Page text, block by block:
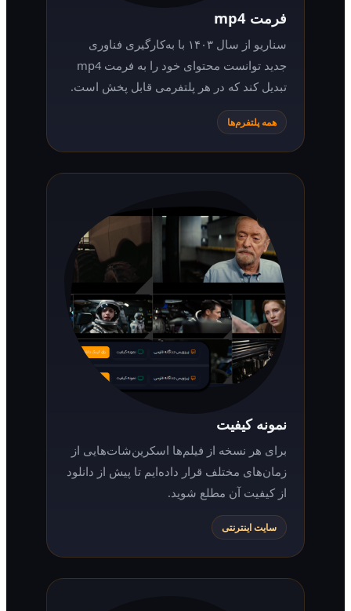
سناریو از سال ۱۴۰۳ با به‌کارگیری فناوری
جدید توانست محتوای خود را به فرمت mp4
تبدیل کند که در هر پلتفرمی قابل پخش است.
همه پلتفرم‌ها
نمونه کیفیت
برای هر نسخه از فیلم‌ها اسکرین‌شات‌هایی از
زمان‌های مختلف قرار داده‌ایم تا پیش از دانلود
از کیفیت آن مطلع شوید.
سایت اینترنتی